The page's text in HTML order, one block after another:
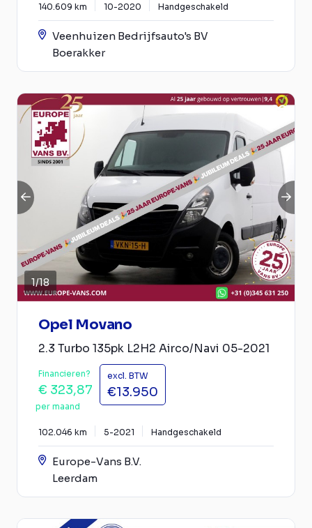
140.609 km 10-2020 Handgeschakeld
Veenhuizen Bedrijfsauto's BV
Boerakker
1/18
Opel Movano
2.3 Turbo 135pk L2H2 Airco/Navi 05-2021
Financieren?
€ 323,87
per maand
excl. BTW
€13.950
102.046 km 5-2021 Handgeschakeld
Europe-Vans B.V.
Leerdam